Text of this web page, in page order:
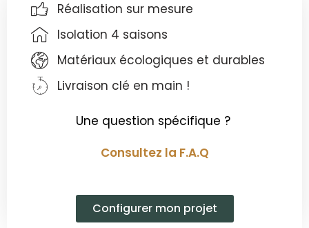
Réalisation sur mesure
Isolation 4 saisons
Matériaux écologiques et durables
Livraison clé en main !
Une question spécifique ?
Consultez la F.A.Q
Configurer mon projet